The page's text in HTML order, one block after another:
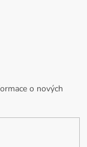
o nových